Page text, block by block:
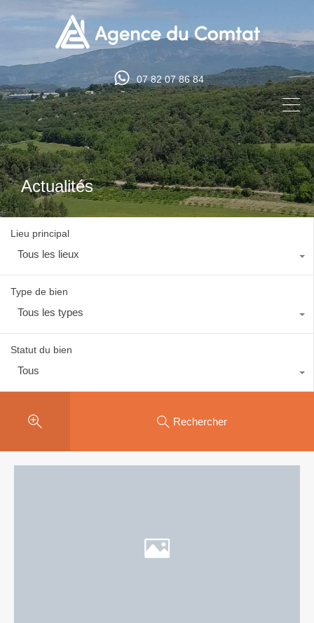
07 82 07 86 84
Actualités
Lieu principal
Tous les lieux
Type de bien
Tous les types
Statut du bien
Tous
Rechercher